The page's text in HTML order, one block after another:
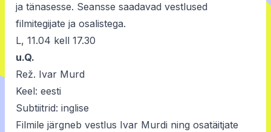
ja tänasesse. Seansse saadavad vestlused
filmitegijate ja osalistega.
L, 11.04 kell 17.30
u.Q.
Rež. Ivar Murd
Keel: eesti
Subtiitrid: inglise
Filmile järgneb vestlus Ivar Murdi ning osatäitjate